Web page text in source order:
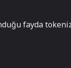
fayda